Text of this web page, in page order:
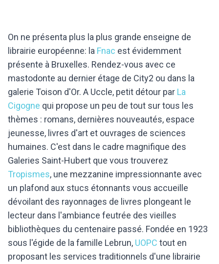
On ne présenta plus la plus grande enseigne de
librairie européenne: la Fnac est évidemment
présente à Bruxelles. Rendez-vous avec ce
mastodonte au dernier étage de City2 ou dans la
galerie Toison d'Or. A Uccle, petit détour par La
Cigogne qui propose un peu de tout sur tous les
thèmes : romans, dernières nouveautés, espace
jeunesse, livres d'art et ouvrages de sciences
humaines. C'est dans le cadre magnifique des
Galeries Saint-Hubert que vous trouverez
Tropismes, une mezzanine impressionnante avec
un plafond aux stucs étonnants vous accueille
dévoilant des rayonnages de livres plongeant le
lecteur dans l'ambiance feutrée des vieilles
bibliothèques du centenaire passé. Fondée en 1923
sous l'égide de la famille Lebrun, UOPC tout en
proposant les services traditionnels d'une librairie